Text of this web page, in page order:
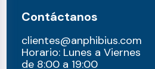
Contáctanos
clientes@anphibius.com
Horario: Lunes a Viernes
de 8:00 a 19:00